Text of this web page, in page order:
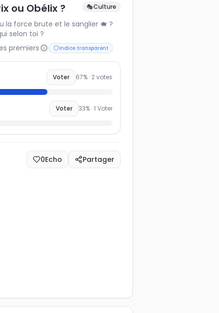
ou Obélix ? 🎭Culture
la force brute et le sanglier 🐗 ?
selon toi ?
premiers Indice transparent
Voter 67% · 2votes
Voter 33% ·1 Voter
0Echo Partager